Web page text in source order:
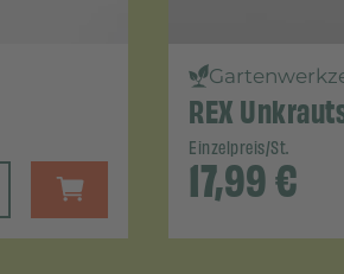
REX
Einzelpreis/St.
17,99€